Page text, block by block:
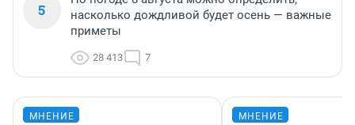
5
насколько дождливой будет осень — важные
приметы
28 413 7
МНЕНИЕ МНЕНИЕ